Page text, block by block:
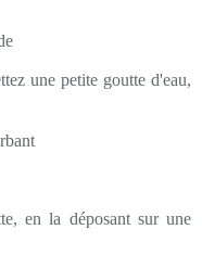
une petite goutte d'eau,
en la déposant sur une